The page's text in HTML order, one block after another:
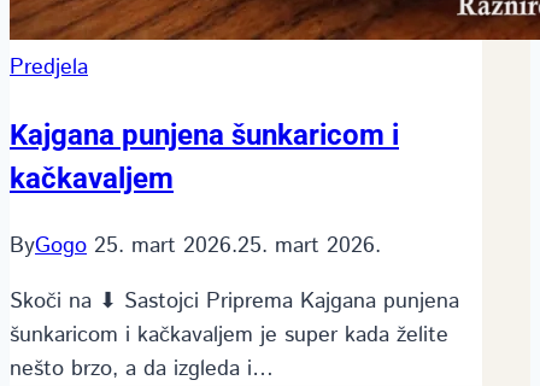
Predjela
Kajgana punjena šunkaricom i
kačkavaljem
ByGogo 25. mart 2026.25. mart 2026.
Skoči na ⬇ Sastojci Priprema Kajgana punjena
šunkaricom i kačkavaljem je super kada želite
nešto brzo, a da izgleda i…